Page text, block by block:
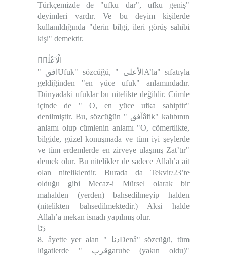
Türkçemizde de "ufku dar", ufku geniş"
deyimleri vardır. Ve bu deyim kişilerde
kullanıldığında "derin bilgi, ileri görüş sahibi
kişi" demektir.
الْاَعْلٰىۜ
" افقUfuk" sözcüğü, " الأعلىA’la" sıfatıyla
geldiğinden "en yüce ufuk" anlamındadır.
Dünyadaki ufuklar bu nitelikte değildir. Cümle
içinde de " O, en yüce ufka sahiptir"
denilmiştir. Bu, sözcüğün " آفقâfik" kalıbının
anlamı olup cümlenin anlamı "O, cömertlikte,
bilgide, güzel konuşmada ve tüm iyi şeylerde
ve tüm erdemlerde en zirveye ulaşmış Zat’tır"
demek olur. Bu nitelikler de sadece Allah’a ait
olan niteliklerdir. Burada da Tekvir/23’te
olduğu gibi Mecaz-i Mürsel olarak bir
mahalden (yerden) bahsedilmeyip halden
(nitelikten bahsedilmektedir.) Aksi halde
Allah’a mekan isnadı yapılmış olur.
دَنَا
8. âyette yer alan " دناDenâ" sözcüğü, tüm
lügatlerde " قربgarube (yakın oldu)"